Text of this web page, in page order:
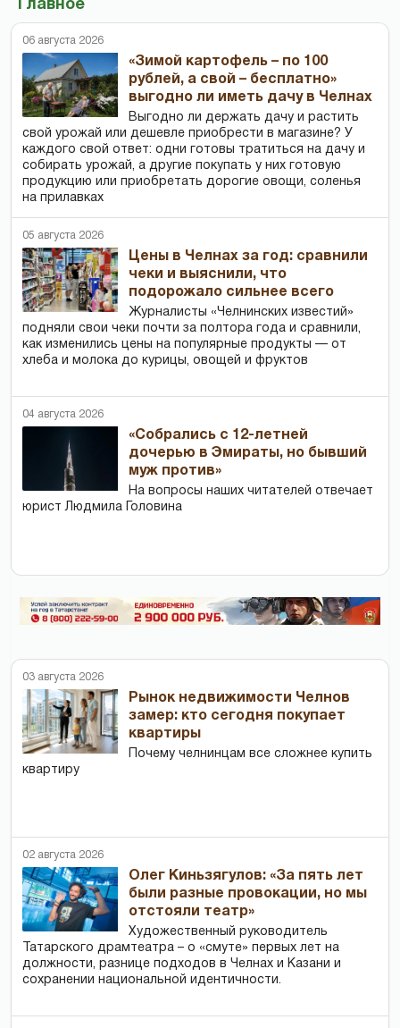
Главное
06 августа 2026
«Зимой картофель – по 100
рублей, а свой – бесплатно»
выгодно ли иметь дачу в Челнах
Выгодно ли держать дачу и растить
свой урожай или дешевле приобрести в магазине? У
каждого свой ответ: одни готовы тратиться на дачу и
собирать урожай, а другие покупать у них готовую
продукцию или приобретать дорогие овощи, соленья
на прилавках
05 августа 2026
Цены в Челнах за год: сравнили
чеки и выяснили, что
подорожало сильнее всего
Журналисты «Челнинских известий»
подняли свои чеки почти за полтора года и сравнили,
как изменились цены на популярные продукты — от
хлеба и молока до курицы, овощей и фруктов
04 августа 2026
«Собрались с 12-летней
дочерью в Эмираты, но бывший
муж против»
На вопросы наших читателей отвечает
юрист Людмила Головина
03 августа 2026
Рынок недвижимости Челнов
замер: кто сегодня покупает
квартиры
Почему челнинцам все сложнее купить
квартиру
02 августа 2026
Олег Киньзягулов: «За пять лет
были разные провокации, но мы
отстояли театр»
Художественный руководитель
Татарского драмтеатра – о «смуте» первых лет на
должности, разнице подходов в Челнах и Казани и
сохранении национальной идентичности.